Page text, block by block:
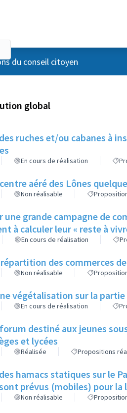
du conseil citoyen
global
ruches et/ou cabanes à
En cours de réalisation
aéré des Lônes
Non réalisable
une grande campagne de
à calculer leur « reste à
En cours de réalisation
répartition des commerces
Non réalisable
végétalisation sur la
En cours de réalisation
destiné aux jeunes
et lycées
Réalisée Propositions
hamacs statiques sur le
prévus (mobiles) pour
Non réalisable